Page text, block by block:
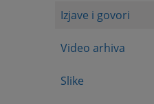
Izjave i govori
Video arhiva
Slike